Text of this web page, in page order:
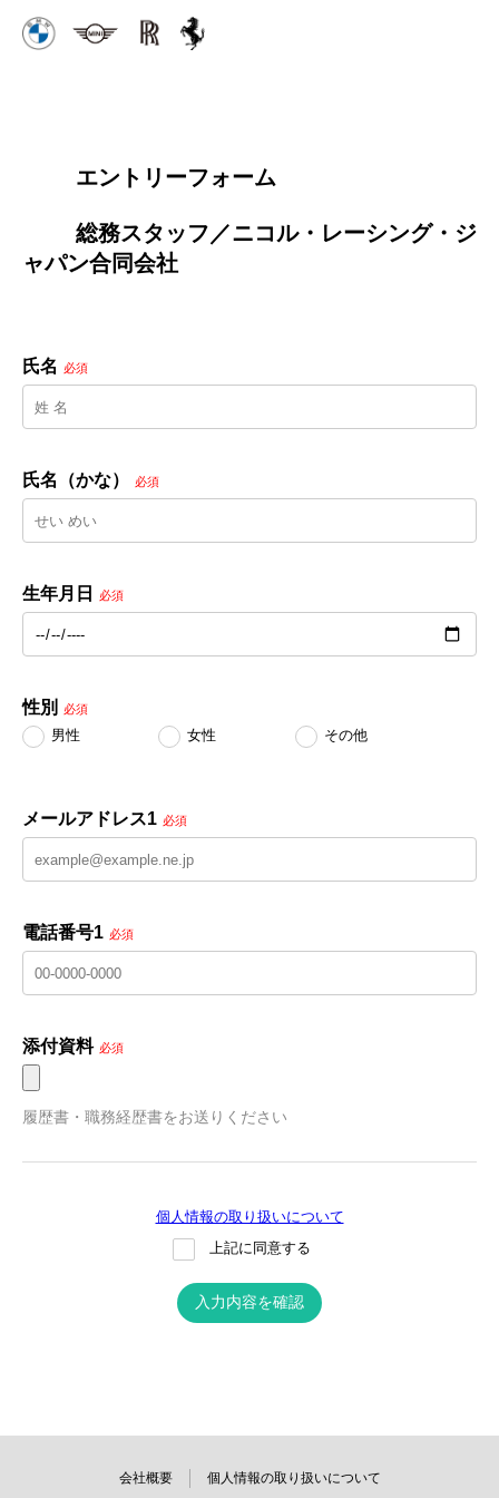
        エントリーフォーム
ャパン合同会社
氏名 必須
氏名（かな） 必須
生年月日 必須
性別 必須
男性 女性 その他
メールアドレス1 必須
電話番号1 必須
添付資料 必須
履歴書・職務経歴書をお送りください
個人情報の取り扱いについて
上記に同意する
入力内容を確認
会社概要 個人情報の取り扱いについて